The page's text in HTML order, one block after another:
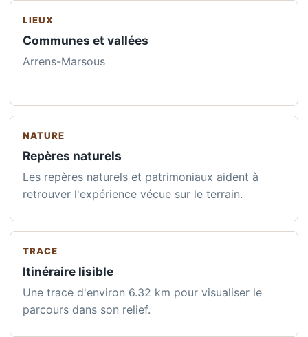
LIEUX
Communes et vallées
Arrens-Marsous
NATURE
Repères naturels
Les repères naturels et patrimoniaux aident à
retrouver l'expérience vécue sur le terrain.
TRACE
Itinéraire lisible
Une trace d'environ 6.32 km pour visualiser le
parcours dans son relief.